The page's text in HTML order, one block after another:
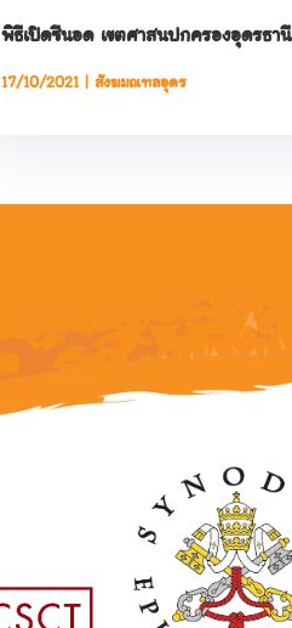
พิธีเปิดซีนอด เขตศาสนปกครองอุดรธานี
17/10/2021| สังฆมณฑลอุดร